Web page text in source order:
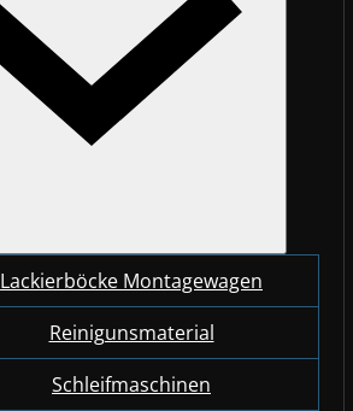
Lackierböcke Montagewagen
Reinigunsmaterial
Schleifmaschinen